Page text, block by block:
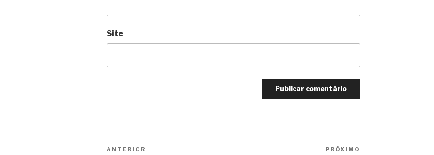
Site
Navegação
Anterior
ANTERIOR PRÓXIMO